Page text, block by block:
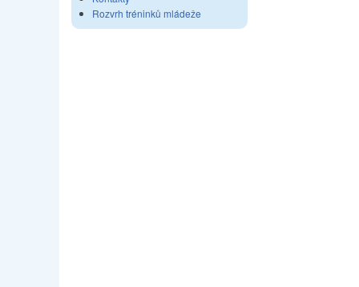
Rozvrh tréninků mládeže